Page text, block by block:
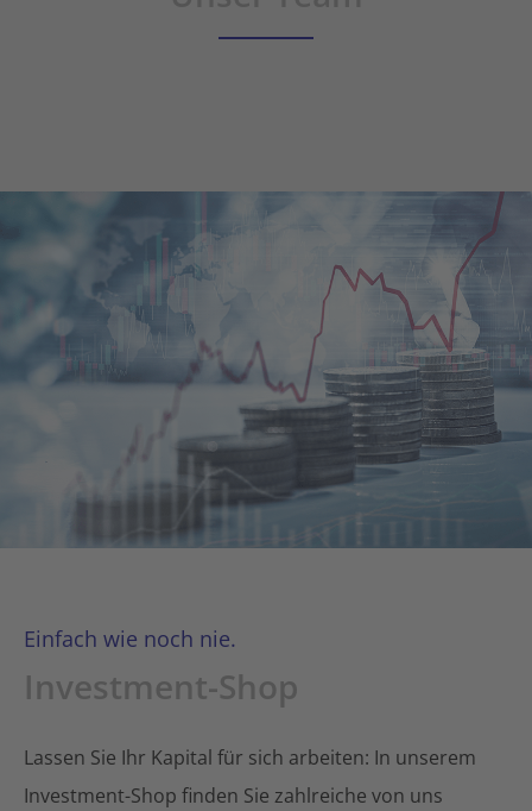
Einfach wie noch nie.
Investment-Shop
Lassen Sie Ihr Kapital für sich arbeiten: In unserem
Investment-Shop finden Sie zahlreiche von uns